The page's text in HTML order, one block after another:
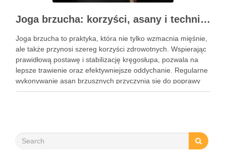
Joga brzucha: korzyści, asany i techniki oddechowe
Joga brzucha to praktyka, która nie tylko wzmacnia mięśnie,
ale także przynosi szereg korzyści zdrowotnych. Wspierając
prawidłową postawę i stabilizację kręgosłupa, pozwala na
lepsze trawienie oraz efektywniejsze oddychanie. Regularne
wykonywanie asan brzusznych przyczynia się do poprawy
elastyczności i równowagi, a także staje się kluczem do